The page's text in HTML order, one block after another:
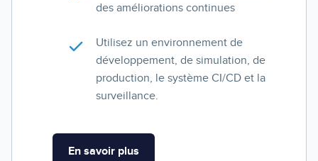
des améliorations continues
Utilisez un environnement de
développement, de simulation, de
production, le système CI/CD et la
surveillance.
En savoir plus